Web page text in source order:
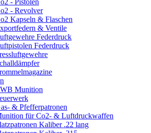
- Pistolen
- Revolver
Kapseln & Flaschen
& Ventile
Federdruck
Federdruck
Munition
& Pfefferpatronen
für Co2- & Luftdruckwaffen
Kaliber .22 lang